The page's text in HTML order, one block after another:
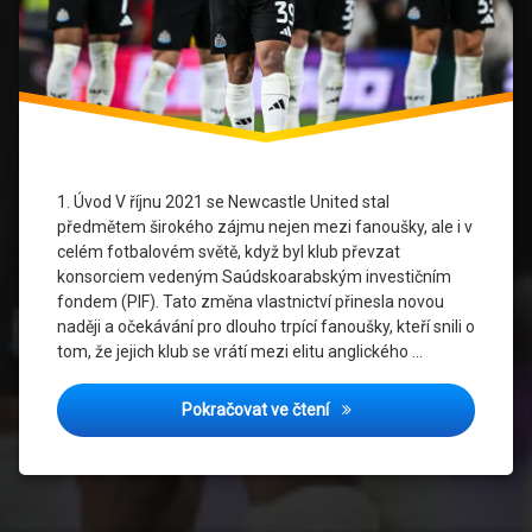
1. Úvod V říjnu 2021 se Newcastle United stal
předmětem širokého zájmu nejen mezi fanoušky, ale i v
celém fotbalovém světě, když byl klub převzat
konsorciem vedeným Saúdskoarabským investičním
fondem (PIF). Tato změna vlastnictví přinesla novou
naději a očekávání pro dlouho trpící fanoušky, kteří snili o
tom, že jejich klub se vrátí mezi elitu anglického …
Pokračovat ve čteníJak Noví Majitelé Změnili
dres
Noví
majitelé
Přestupová
politika
Přestupy
po